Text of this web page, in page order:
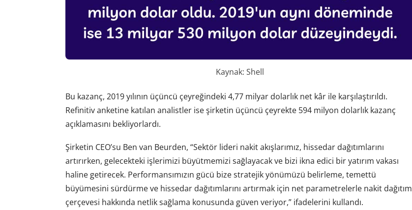
Kaynak: Shell
Bu kazanç, 2019 yılının üçüncü çeyreğindeki 4,77 milyar dolarlık net kâr ile karşılaştırıldı.
Refinitiv anketine katılan analistler ise şirketin üçüncü çeyrekte 594 milyon dolarlık kazanç
açıklamasını bekliyorlardı.
Şirketin CEO’su Ben van Beurden, “Sektör lideri nakit akışlarımız, hissedar dağıtımlarını
artırırken, gelecekteki işlerimizi büyütmemizi sağlayacak ve bizi ikna edici bir yatırım vakası
haline getirecek. Performansımızın gücü bize stratejik yönümüzü belirleme, temettü
büyümesini sürdürme ve hissedar dağıtımlarını artırmak için net parametrelerle nakit dağıtım
çerçevesi hakkında netlik sağlama konusunda güven veriyor,” ifadelerini kullandı.